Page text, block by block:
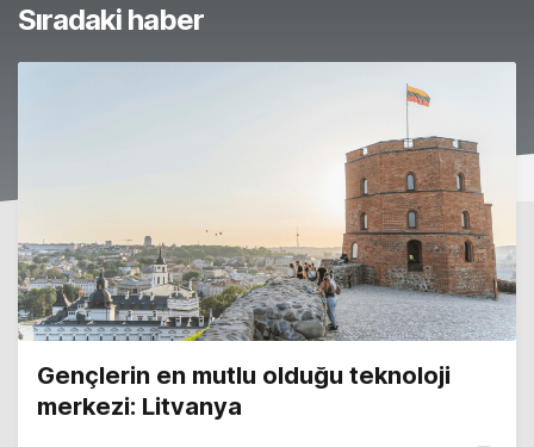
Sıradaki haber
Gençlerin en mutlu olduğu teknoloji
merkezi: Litvanya